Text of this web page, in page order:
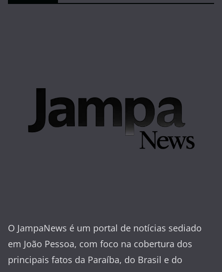
O JampaNews é um portal de notícias sediado
em João Pessoa, com foco na cobertura dos
principais fatos da Paraíba, do Brasil e do